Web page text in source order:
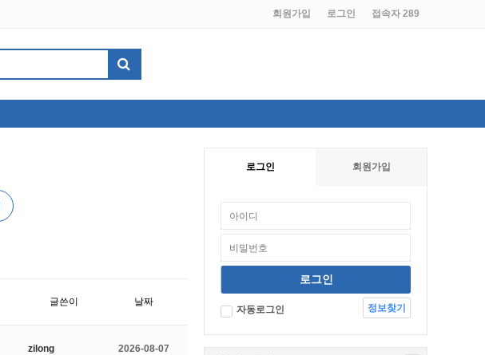
회원가입 로그인 접속자 289
로그인 회원가입
자동로그인 정보찾기
글쓴이 날짜
zilong 2026-08-07